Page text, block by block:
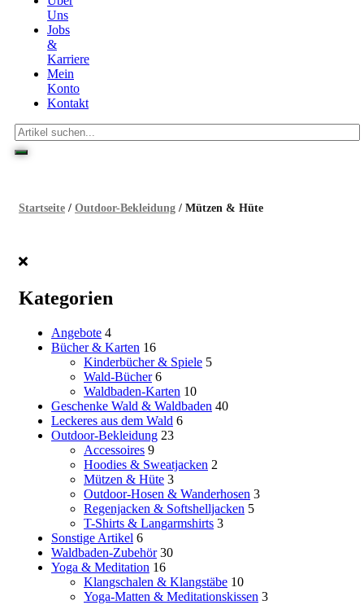
Uns
Jobs
&
Karriere
Mein
Konto
Kontakt
Startseite / Outdoor-Bekleidung / Mützen & Hüte
Kategorien
Angebote 4
Bücher & Karten 16
Kinderbücher & Spiele 5
Wald-Bücher 6
Waldbaden-Karten 10
Geschenke Wald & Waldbaden 40
Leckeres aus dem Wald 6
Outdoor-Bekleidung 23
Accessoires 9
Hoodies & Sweatjacken 2
Mützen & Hüte 3
Outdoor-Hosen & Wanderhosen 3
Regenjacken & Softshelljacken 5
T-Shirts & Langarmshirts 3
Sonstige Artikel 6
Waldbaden-Zubehör 30
Yoga & Meditation 16
Klangschalen & Klangstäbe 10
Yoga-Matten & Meditationskissen 3